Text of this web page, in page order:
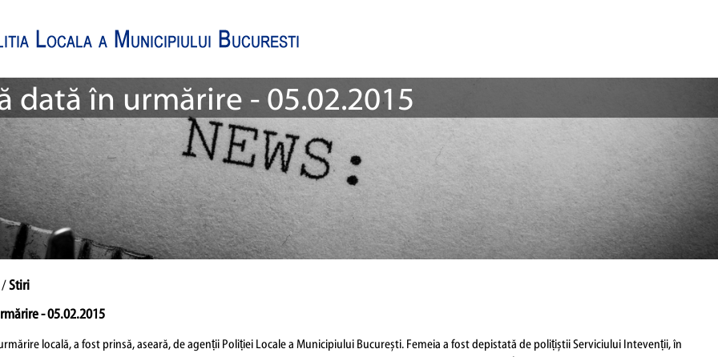
dată în urmărire - 05.02.2015
/Stiri
- 05.02.2015
locală, a fost prinsă, aseară, de agenții Poliției Locale a Municipiului București. Femeia a fost depistată de polițiștii Serviciului Intevenții, în